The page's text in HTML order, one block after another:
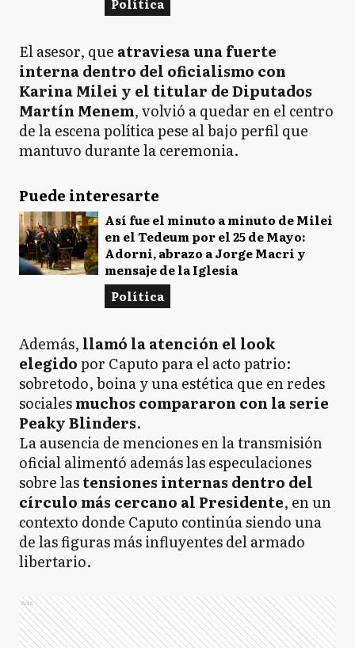
El asesor, que atraviesa una fuerte
interna dentro del oficialismo con
Karina Milei y el titular de Diputados
Martín Menem, volvió a quedar en el centro
de la escena política pese al bajo perfil que
mantuvo durante la ceremonia.
Puede interesarte
Así fue el minuto a minuto de Milei
en el Tedeum por el 25 de Mayo:
Adorni, abrazo a Jorge Macri y
mensaje de la Iglesia
Política
Además, llamó la atención el look
elegidopor Caputo para el acto patrio:
sobretodo, boina y una estética que en redes
socialesmuchos compararon con la serie
Peaky Blinders.
La ausencia de menciones en la transmisión
oficial alimentó además las especulaciones
sobre lastensiones internas dentro del
círculo más cercano al Presidente, en un
contexto donde Caputo continúa siendo una
de las figuras más influyentes del armado
libertario.
Ads